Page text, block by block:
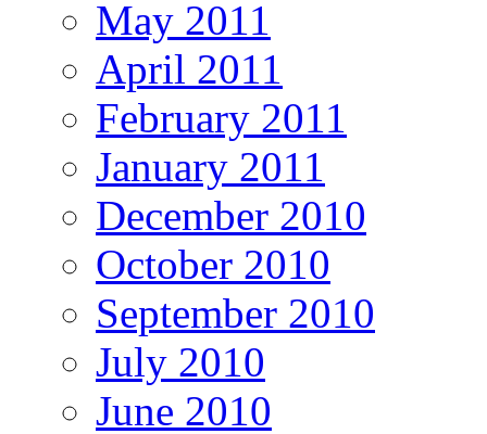
May 2011
April 2011
February 2011
January 2011
December 2010
October 2010
September 2010
July 2010
June 2010